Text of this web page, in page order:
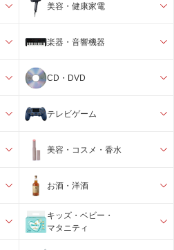
美容・健康家電
楽器・音響機器
CD・DVD
テレビゲーム
美容・コスメ・香水
お酒・洋酒
キッズ・ベビー・
マタニティ